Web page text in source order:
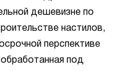
дешевизне по
настилов,
перспективе
под